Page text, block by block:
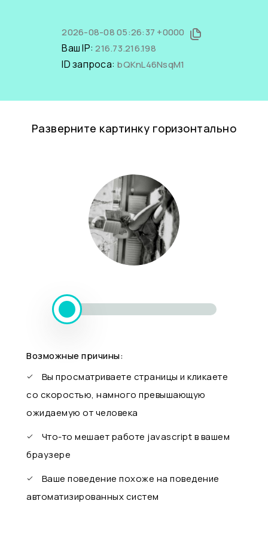
2026-08-08 05:26:37 +0000
Ваш IP:216.73.216.198
ID запроса: bQKnL46NsqM1
Разверните картинку горизонтально
Возможные причины:
Вы просматриваете страницы и кликаете
со скоростью, намного превышающую
ожидаемую от человека
Что-то мешает работе javascript в вашем
браузере
Ваше поведение похоже на поведение
автоматизированных систем